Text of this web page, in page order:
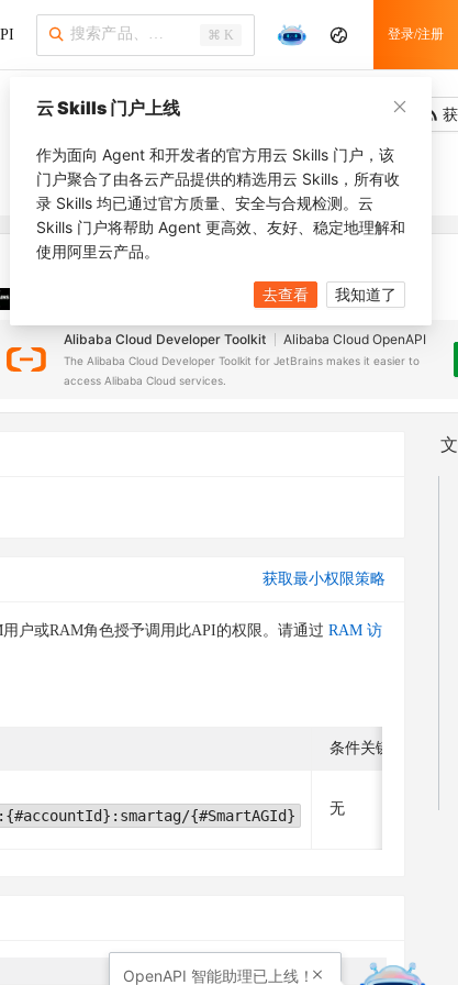
⌘ K 登录/注册
安装之前，确保已创建JetBrains IDE
Alibaba Cloud Developer Toolkit Alibaba Cloud OpenAPI
The Alibaba Cloud Developer Toolkit for JetBrains makes it easier to
access Alibaba Cloud services.
获取最小权限策略
户或RAM角色授予调用此API的权限。请通过 RAM 访
条件关键字
{#SmartAGId} 无
云 Skills 门户上线
作为面向 Agent 和开发者的官方用云 Skills 门户，该
门户聚合了由各云产品提供的精选用云 Skills，所有收
录 Skills 均已通过官方质量、安全与合规检测。云
Skills 门户将帮助 Agent 更高效、友好、稳定地理解和
使用阿里云产品。
去查看 我知道了
OpenAPI 智能助理已上线！